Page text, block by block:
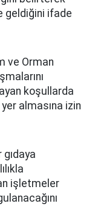
geldiğini ifade
ve Orman
koşullarda
almasına izin
işletmeler